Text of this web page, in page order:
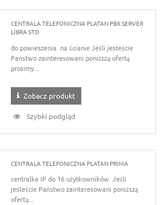
CENTRALA TELEFONICZNA PLATAN PBX SERVER
LIBRA STD
do powieszenia na ścianie Jeśli jesteście
Państwo zainteresowani poniższą ofertą
prosimy...
Zobacz produkt
Szybki podgląd
CENTRALA TELEFONICZNA PLATAN PRIMA
centralka IP do 16 użytkowników Jeśli
jesteście Państwo zainteresowani poniższą
ofertą...